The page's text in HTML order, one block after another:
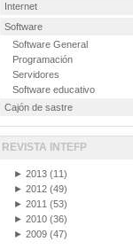
Internet
Software
Software General
Programación
Servidores
Software educativo
Cajón de sastre
REVISTA INTEFP
► 2013 (11)
► 2012 (49)
► 2011 (53)
► 2010 (36)
► 2009 (47)